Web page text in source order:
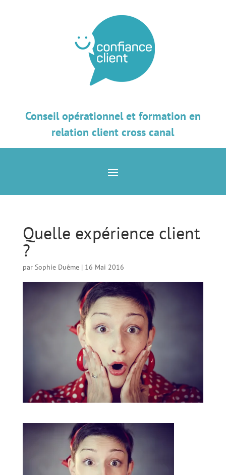
Conseil opérationnel et formation en
relation client cross canal
Quelle expérience client
?
par Sophie Duême| 16 Mai 2016